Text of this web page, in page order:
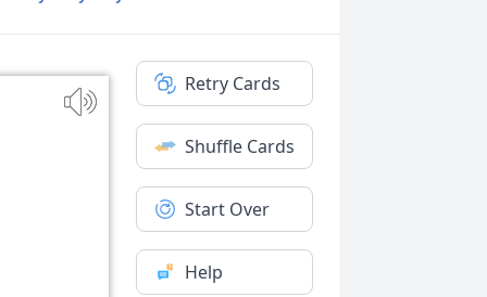
Retry Cards
Shuffle Cards
Start Over
Help